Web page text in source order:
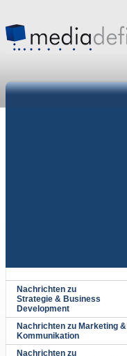
Nachrichten zu
Strategie & Business
Development
Nachrichten zu Marketing &
Kommunikation
Nachrichten zu